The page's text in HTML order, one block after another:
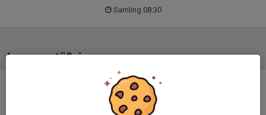
Samling 08:30
Laguppställning
Ingen uppställning ifylld